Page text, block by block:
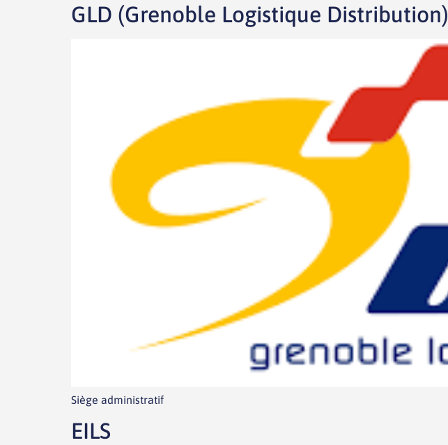
GLD (Grenoble Logistique Distribution)
Siège administratif
EILS